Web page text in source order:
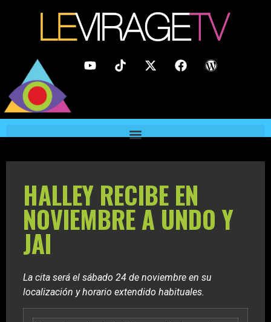
HALLEY RECIBE EN
NOVIEMBRE A UNDO Y
JAI
La cita será el sábado 24 de noviembre en su
localización y horario extendido habituales.